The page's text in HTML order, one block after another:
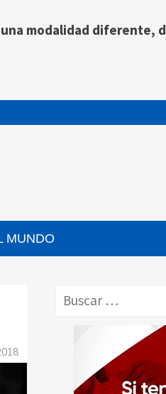
modalidad diferente,
MUNDO
Buscar: